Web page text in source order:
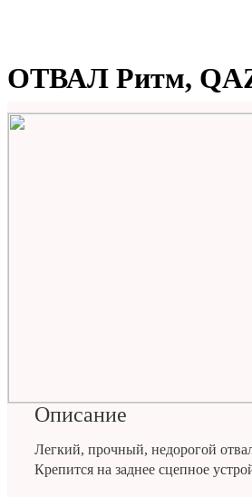
ОТВАЛ Ритм,
Описание
Легкий, прочный, недорогой
Крепится на заднее сцепное